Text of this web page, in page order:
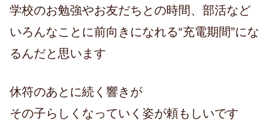
学校のお勉強やお友だちとの時間、部活など
いろんなことに前向きになれる“充電期間”にな
るんだと思います
休符のあとに続く響きが
その子らしくなっていく姿が頼もしいです